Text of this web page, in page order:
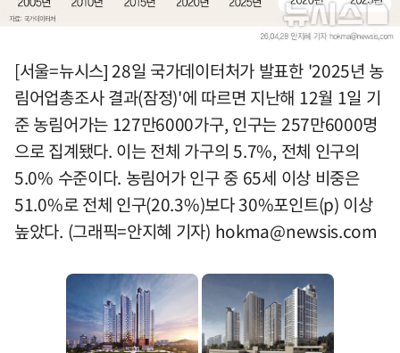
[서울=뉴시스] 28일 국가데이터처가 발표한 '2025년 농
림어업총조사 결과(잠정)'에 따르면 지난해 12월 1일 기
준 농림어가는 127만6000가구, 인구는 257만6000명
으로 집계됐다. 이는 전체 가구의 5.7%, 전체 인구의
5.0% 수준이다. 농림어가 인구 중 65세 이상 비중은
51.0%로 전체 인구(20.3%)보다 30%포인트(p) 이상
높았다. (그래픽=안지혜 기자) hokma@newsis.com